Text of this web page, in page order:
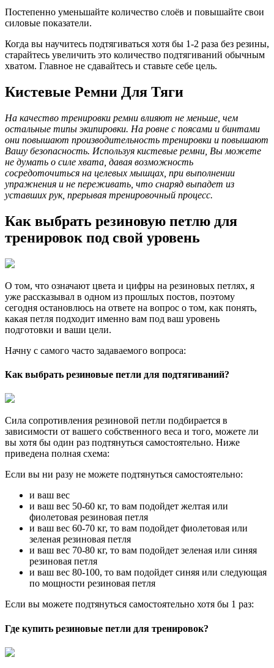
Постепенно уменьшайте количество слоёв и повышайте свои
силовые показатели.
Когда вы научитесь подтягиваться хотя бы 1-2 раза без резины,
старайтесь увеличить это количество подтягиваний обычным
хватом. Главное не сдавайтесь и ставьте себе цель.
Кистевые Ремни Для Тяги
На качество тренировки ремни влияют не меньше, чем
остальные типы экипировки. На ровне с поясами и бинтами
они повышают производительность тренировки и повышают
Вашу безопасность. Используя кистевые ремни, Вы можете
не думать о силе хвата, давая возможность
сосредоточиться на целевых мышцах, при выполнении
упражнения и не переживать, что снаряд выпадет из
уставших рук, прерывая тренировочный процесс.
Как выбрать резиновую петлю для
тренировок под свой уровень
О том, что означают цвета и цифры на резиновых петлях, я
уже рассказывал в одном из прошлых постов, поэтому
сегодня остановлюсь на ответе на вопрос о том, как понять,
какая петля подходит именно вам под ваш уровень
подготовки и ваши цели.
Начну с самого часто задаваемого вопроса:
Как выбрать резиновые петли для подтягиваний?
Сила сопротивления резиновой петли подбирается в
зависимости от вашего собственного веса и того, можете ли
вы хотя бы один раз подтянуться самостоятельно. Ниже
приведена полная схема:
Если вы ни разу не можете подтянуться самостоятельно:
и ваш вес
и ваш вес 50-60 кг, то вам подойдет желтая или
фиолетовая резиновая петля
и ваш вес 60-70 кг, то вам подойдет фиолетовая или
зеленая резиновая петля
и ваш вес 70-80 кг, то вам подойдет зеленая или синяя
резиновая петля
и ваш вес 80-100, то вам подойдет синяя или следующая
по мощности резиновая петля
Если вы можете подтянуться самостоятельно хотя бы 1 раз:
Где купить резиновые петли для тренировок?